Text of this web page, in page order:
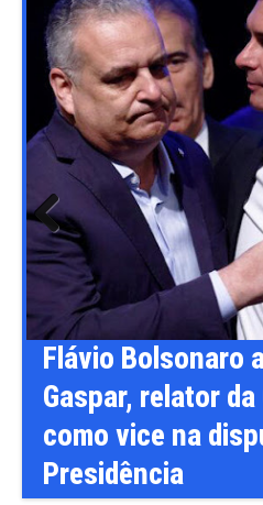
Flávio Bolsonaro
Gaspar, relator da
como vice na
Presidência
Previ
ous